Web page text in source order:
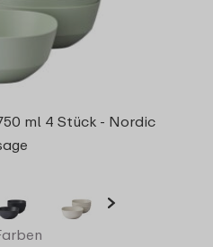
ml 4 Stück - Nordic